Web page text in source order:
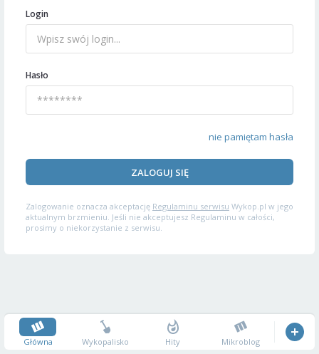
Login
Hasło
nie pamiętam hasła
ZALOGUJ SIĘ
Zalogowanie oznacza akceptację Regulaminu serwisu Wykop.pl w jego
aktualnym brzmieniu. Jeśli nie akceptujesz Regulaminu w całości,
prosimy o niekorzystanie z serwisu.
Główna Wykopalisko Hity Mikroblog